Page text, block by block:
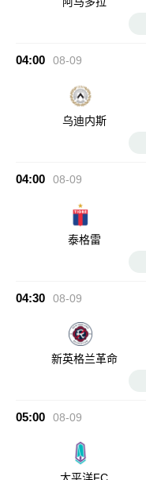
04:00 08-09
乌迪内斯
04:00 08-09
泰格雷
04:30 08-09
新英格兰革命
05:00 08-09